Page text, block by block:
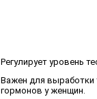
Регулирует уровень
Важен для выработки
гормонов у женщин.